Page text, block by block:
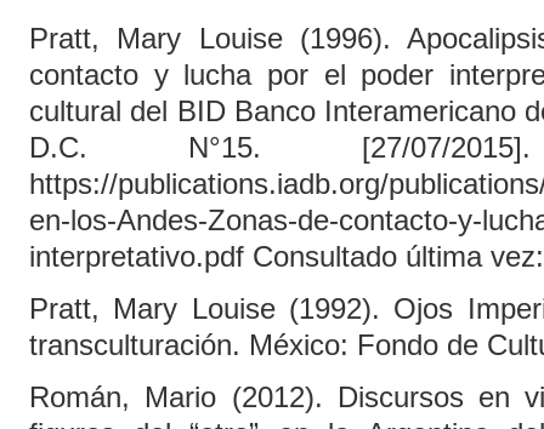
Pratt, Mary Louise (1996).
contacto y lucha por el poder
cultural del BID Banco Interamericano
D.C. N°15. [27/07/
https://publications.iadb.org/
en-los-Andes-Zonas-de-contacto-y-
interpretativo.pdf Consultado última
Pratt, Mary Louise (1992). Ojos
transculturación. México: Fondo de
Román, Mario (2012). Discursos en